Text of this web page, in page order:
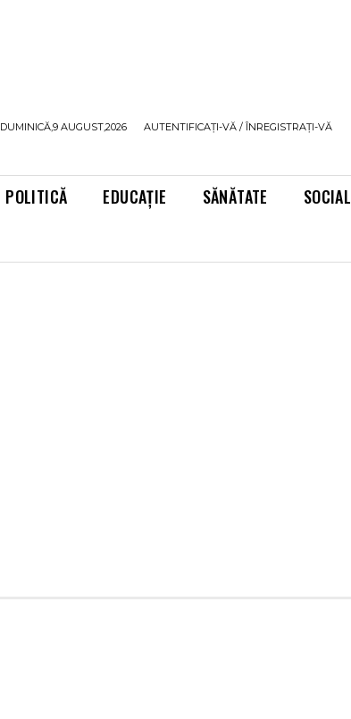
DUMINICĂ,9 AUGUST,2026 AUTENTIFICAȚI-VĂ / ÎNREGISTRAȚI-VĂ
POLITICĂ EDUCAȚIE SĂNĂTATE SOCIAL